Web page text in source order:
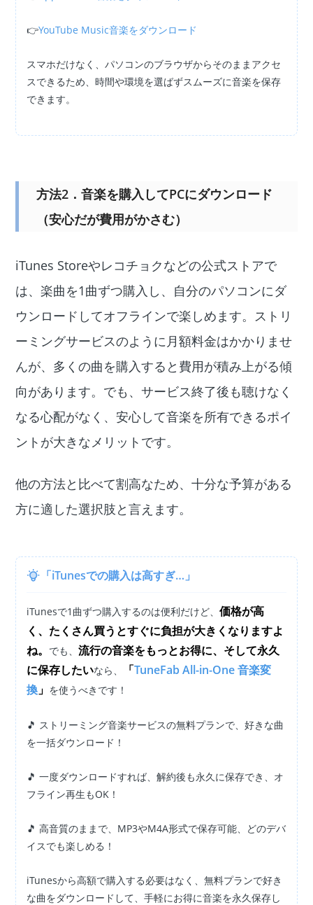
👉YouTube Music音楽をダウンロード
スマホだけなく、パソコンのブラウザからそのままアクセ
スできるため、時間や環境を選ばずスムーズに音楽を保存
できます。
方法2．音楽を購入してPCにダウンロード
（安心だが費用がかさむ）
iTunes Storeやレコチョクなどの公式ストアで
は、楽曲を1曲ずつ購入し、自分のパソコンにダ
ウンロードしてオフラインで楽しめます。ストリ
ーミングサービスのように月額料金はかかりませ
んが、多くの曲を購入すると費用が積み上がる傾
向があります。でも、サービス終了後も聴けなく
なる心配がなく、安心して音楽を所有できるポイ
ントが大きなメリットです。
他の方法と比べて割高なため、十分な予算がある
方に適した選択肢と言えます。
「iTunesでの購入は高すぎ…」
iTunesで1曲ずつ購入するのは便利だけど、価格が高
く、たくさん買うとすぐに負担が大きくなりますよ
ね。 でも、流行の音楽をもっとお得に、そして永久
に保存したいなら、 「TuneFab All-in-One 音楽変
換 」 を使うべきです！
🎵 ストリーミング音楽サービスの無料プランで、好きな曲
を一括ダウンロード！
🎵 一度ダウンロードすれば、解約後も永久に保存でき、オ
フライン再生もOK！
🎵 高音質のままで、MP3やM4A形式で保存可能、どのデバ
イスでも楽しめる！
iTunesから高額で購入する必要はなく、無料プランで好き
な曲をダウンロードして、手軽にお得に音楽を永久保存し